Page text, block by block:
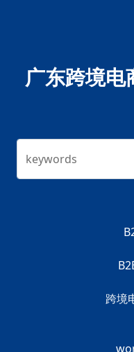
广东跨境电
keywords
跨境